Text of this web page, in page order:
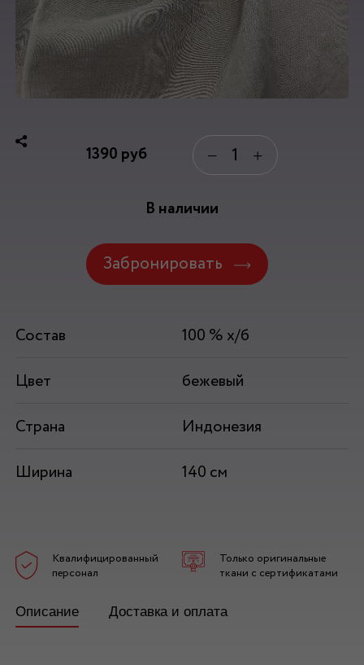
1390 руб − +
В наличии
Забронировать
Состав
100 % х/б
Цвет
бежевый
Страна
Индонезия
Ширина
140 см
Квалифицированный
персонал
Только оригинальные
ткани с сертификатами
Описание Доставка и оплата